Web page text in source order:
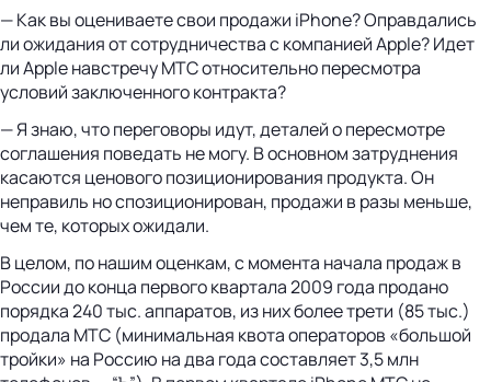
— Как вы оцениваете свои продажи iPhone? Оправдались
ли ожидания от сотрудничества с компанией Apple? Идет
ли Apple навстречу МТС относительно пересмотра
условий заключенного контракта?
— Я знаю, что переговоры идут, деталей о пересмотре
соглашения поведать не могу. В основном затруднения
касаются ценового позиционирования продукта. Он
неправиль но спозиционирован, продажи в разы меньше,
чем те, которых ожидали.
В целом, по нашим оценкам, с момента начала продаж в
России до конца первого квартала 2009 года продано
порядка 240 тыс. аппаратов, из них более трети (85 тыс.)
продала МТС (минимальная квота операторов «большой
тройки» на Россию на два года составляет 3,5 млн